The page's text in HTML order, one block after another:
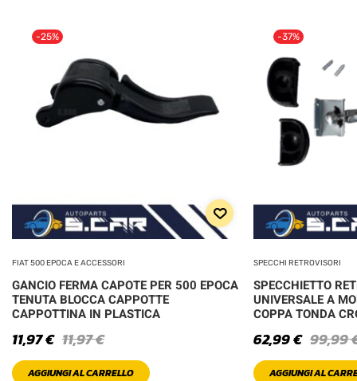
-25%
FIAT 500 EPOCA E ACCESSORI
GANCIO FERMA CAPOTE PER 500 EPOCA
TENUTA BLOCCA CAPPOTTE
CAPPOTTINA IN PLASTICA
11,97€
11,97€
AGGIUNGI AL CARRELLO
-37%
SPECCHI RETROVISORI
SPECCHIETTO
UNIVERSALE A
COPPA TONDA
99,99
62,99€
AGGIUNGI AL